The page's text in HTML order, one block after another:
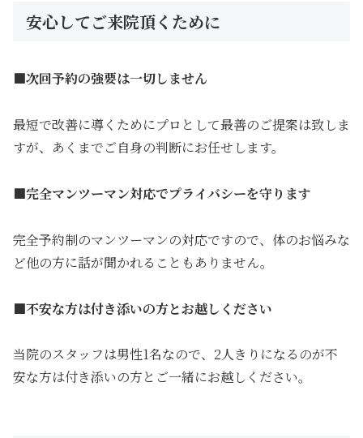
安心してご来院頂くために
■次回予約の強要は一切しません
最短で改善に導くためにプロとして最善のご提案は致しま
すが、あくまでご自身の判断にお任せします。
■完全マンツーマン対応でプライバシーを守ります
完全予約制のマンツーマンの対応ですので、体のお悩みな
ど他の方に話が聞かれることもありません。
■不安な方は付き添いの方とお越しください
当院のスタッフは男性1名なので、2人きりになるのが不
安な方は付き添いの方とご一緒にお越しください。